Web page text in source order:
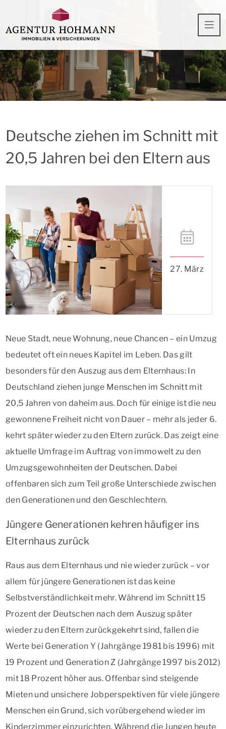
Deutsche ziehen im Schnitt mit
20,5 Jahren bei den Eltern aus
27. März
Neue Stadt, neue Wohnung, neue Chancen – ein Umzug
bedeutet oft ein neues Kapitel im Leben. Das gilt
besonders für den Auszug aus dem Elternhaus: In
Deutschland ziehen junge Menschen im Schnitt mit
20,5 Jahren von daheim aus. Doch für einige ist die neu
gewonnene Freiheit nicht von Dauer – mehr als jeder 6.
kehrt später wieder zu den Eltern zurück. Das zeigt eine
aktuelle Umfrage im Auftrag von immowelt zu den
Umzugsgewohnheiten der Deutschen. Dabei
offenbaren sich zum Teil große Unterschiede zwischen
den Generationen und den Geschlechtern.
Jüngere Generationen kehren häufiger ins
Elternhaus zurück
Raus aus dem Elternhaus und nie wieder zurück – vor
allem für jüngere Generationen ist das keine
Selbstverständlichkeit mehr. Während im Schnitt 15
Prozent der Deutschen nach dem Auszug später
wieder zu den Eltern zurückgekehrt sind, fallen die
Werte bei Generation Y (Jahrgänge 1981 bis 1996) mit
19 Prozent und Generation Z (Jahrgänge 1997 bis 2012)
mit 18 Prozent höher aus. Offenbar sind steigende
Mieten und unsichere Jobperspektiven für viele jüngere
Menschen ein Grund, sich vorübergehend wieder im
Kinderzimmer einzurichten. Während die Jungen heute